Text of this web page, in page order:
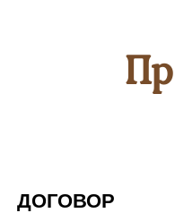
ДОГОВОР